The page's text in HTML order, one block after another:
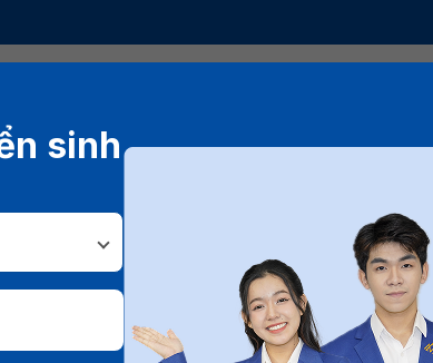
cần giỏi môn gì?
với bạn không?
sinh